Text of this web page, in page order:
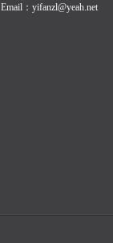
Email：yifanzl@yeah.net